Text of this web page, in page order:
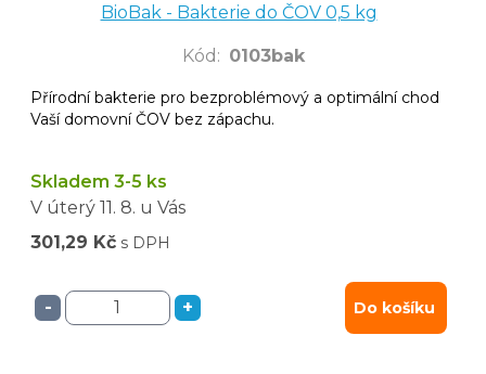
BioBak - Bakterie do ČOV 0,5 kg
Kód : 0103bak
Přírodní bakterie pro bezproblémový a optimální chod
Vaší domovní ČOV bez zápachu.
Skladem 3-5 ks
V úterý 11. 8. u Vás
301,29 Kč s DPH
- + Do košíku